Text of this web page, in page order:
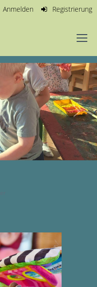
Anmelden Registrierung